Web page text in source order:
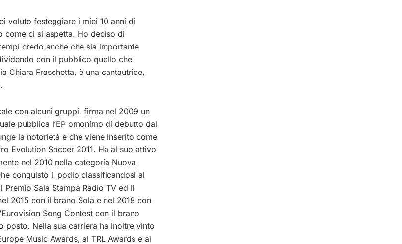
voluto festeggiare i miei 10 anni di
come ci si aspetta. Ho deciso di
credo anche che sia importante
con il pubblico quello che
Chiara Fraschetta, è una cantautrice,
con alcuni gruppi, firma nel 2009 un
pubblica l’EP omonimo di debutto dal
la notorietà e che viene inserito come
Evolution Soccer 2011. Ha al suo attivo
nel 2010 nella categoria Nuova
conquistò il podio classificandosi al
Sala Stampa Radio TV ed il
2015 con il brano Sola e nel 2018 con
Song Contest con il brano
posto. Nella sua carriera ha inoltre vinto
Music Awards, ai TRL Awards e ai